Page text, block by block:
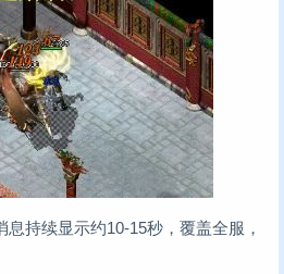
持续显示约10-15秒，覆盖全服，